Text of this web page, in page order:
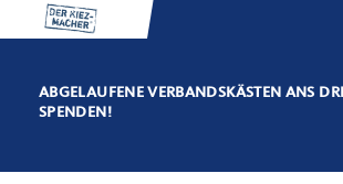
ABGELAUFENE VERBANDSKÄSTEN ANS
SPENDEN!